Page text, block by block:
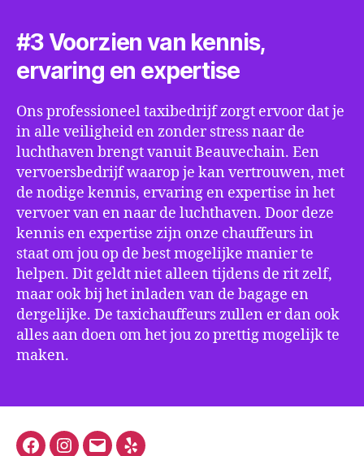
#3 Voorzien van kennis,
ervaring en expertise
Ons professioneel taxibedrijf zorgt ervoor dat je
in alle veiligheid en zonder stress naar de
luchthaven brengt vanuit Beauvechain. Een
vervoersbedrijf waarop je kan vertrouwen, met
de nodige kennis, ervaring en expertise in het
vervoer van en naar de luchthaven. Door deze
kennis en expertise zijn onze chauffeurs in
staat om jou op de best mogelijke manier te
helpen. Dit geldt niet alleen tijdens de rit zelf,
maar ook bij het inladen van de bagage en
dergelijke. De taxichauffeurs zullen er dan ook
alles aan doen om het jou zo prettig mogelijk te
maken.